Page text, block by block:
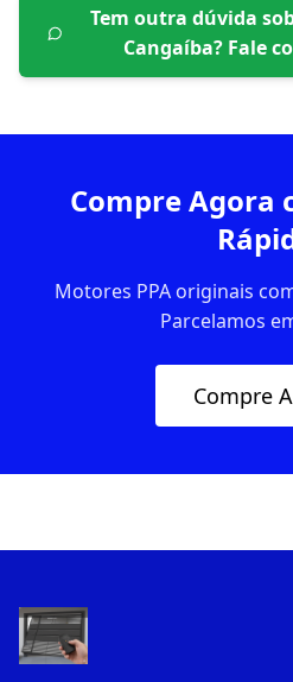
Tem outra dúvida
Cangaíba? Fale
Compre Agora
Motores PPA originais
Parcelamos
Compre